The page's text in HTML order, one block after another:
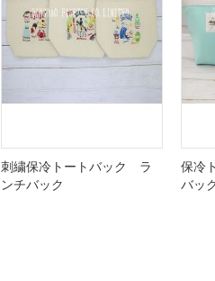
刺繍保冷トートバック ラ
ンチバック
保冷
バッ